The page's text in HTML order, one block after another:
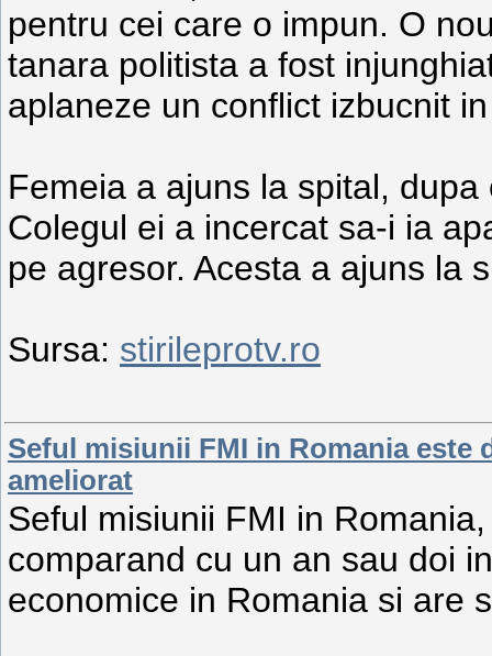
pentru cei care o impun. O
tanara politista a fost
aplaneze un conflict izbucnit
Femeia a ajuns la spital,
Colegul ei a incercat sa-i ia
pe agresor. Acesta a ajuns la
Sursa: stirileprotv.ro
Seful misiunii FMI in Romania este
ameliorat
Seful misiunii FMI in
comparand cu un an sau doi
economice in Romania si are